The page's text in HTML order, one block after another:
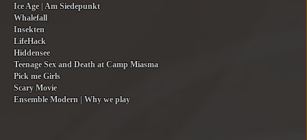
Ice Age | Am Siedepunkt
Whalefall
Insekten
LifeHack
Hiddensee
Teenage Sex and Death at Camp Miasma
Pick me Girls
Scary Movie
Ensemble Modern | Why we play